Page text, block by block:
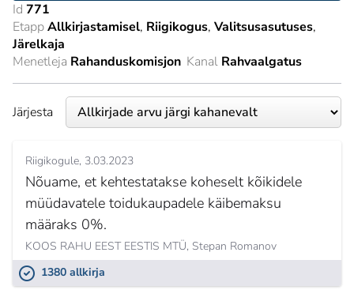
Id 771
EtappAllkirjastamisel Riigikogus Valitsusasutuses
Järelkaja
Menetleja Rahanduskomisjon Kanal Rahvaalgatus
Järjesta
Riigikogule 3.03.2023
Nõuame, et kehtestatakse koheselt kõikidele
müüdavatele toidukaupadele käibemaksu
määraks 0%.
KOOS RAHU EEST EESTIS MTÜ, Stepan Romanov
1380 allkirja